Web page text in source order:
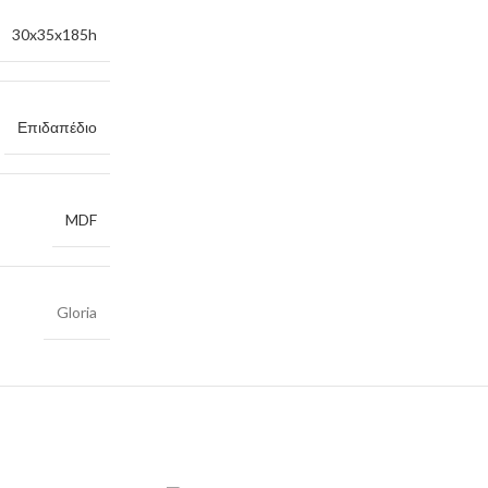
30x35x185h
Επιδαπέδιο
MDF
Gloria